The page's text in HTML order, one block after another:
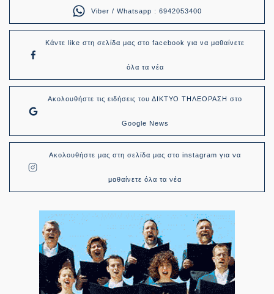
Viber / Whatsapp : 6942053400
Κάντε like στη σελίδα μας στο facebook για να μαθαίνετε
όλα τα νέα
Ακολουθήστε τις ειδήσεις του ΔΙΚΤΥΟ ΤΗΛΕΟΡΑΣΗ στο
Google News
Ακολουθήστε μας στη σελίδα μας στο instagram για να
μαθαίνετε όλα τα νέα